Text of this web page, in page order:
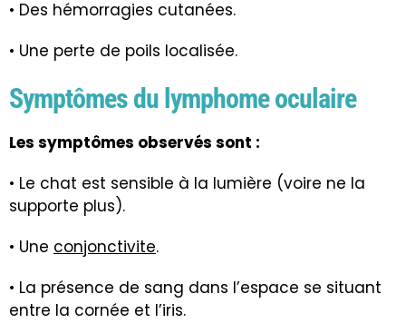
• Des hémorragies cutanées.
• Une perte de poils localisée.
Symptômes du lymphome oculaire
Les symptômes observés sont :
• Le chat est sensible à la lumière (voire ne la
supporte plus).
• Une conjonctivite.
• La présence de sang dans l’espace se situant
entre la cornée et l’iris.